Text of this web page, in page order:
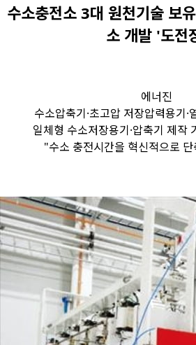
수소충전소 3대 원천기술 보
소 개발 '도전
에너진
수소압축기·초고압 저장압력용기·
일체형 수소저장용기·압축기 제작
"수소 충전시간을 혁신적으로